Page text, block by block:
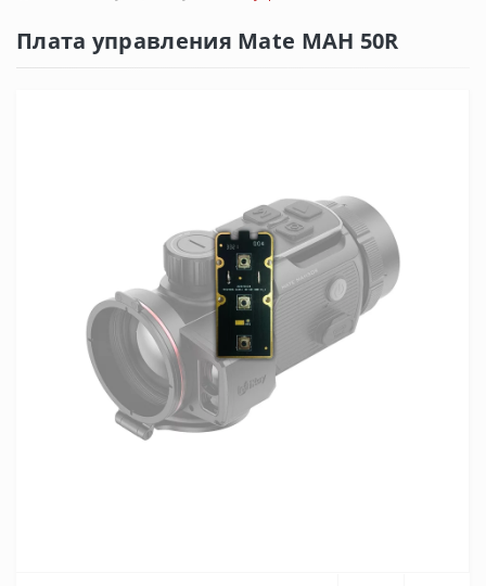
Плата управления Mate MAH 50R